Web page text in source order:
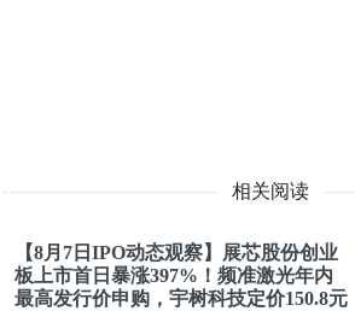
相关阅读
【8月7日IPO动态观察】展芯股份创业
板上市首日暴涨397%！频准激光年内
最高发行价申购，宇树科技定价150.8元